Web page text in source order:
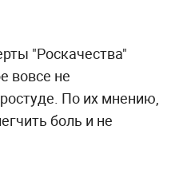
"Роскачества"
вовсе не
По их мнению,
боль и не